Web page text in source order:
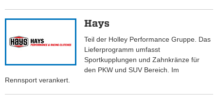
Hays
Teil der Holley Performance Gruppe. Das
Lieferprogramm umfasst
Sportkupplungen und Zahnkränze für
den PKW und SUV Bereich. Im
Rennsport verankert.